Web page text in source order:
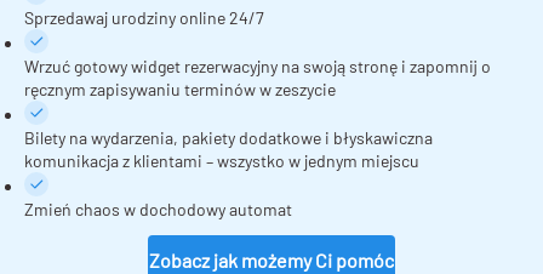
Sprzedawaj urodziny online 24/7
Wrzuć gotowy widget rezerwacyjny na swoją stronę i zapomnij o
ręcznym zapisywaniu terminów w zeszycie
Bilety na wydarzenia, pakiety dodatkowe i błyskawiczna
komunikacja z klientami – wszystko w jednym miejscu
Zmień chaos w dochodowy automat
Zobacz jak możemy Ci pomóc